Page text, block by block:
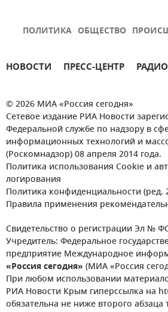
ПОЛИТИКА ОБЩЕСТВО
НОВОСТИ ПРЕСС-ЦЕНТР РАДИО
© 2026 МИА «Россия сегодня»
Сетевое издание РИА Новости
Федеральной службе по надзору в
информационных технологий и
(Роскомнадзор) 08 апреля 2014 года.
Политика использования Cookie и
логирования
Политика конфиденциальности (ред.
Правила применения
Свидетельство о регистрации Эл №
Учредитель: Федеральное
предприятие Международное
«Россия сегодня» (МИА «Россия
При любом использовании
РИА Новости Крым гиперссылка на
обязательна не ниже второго абзаца